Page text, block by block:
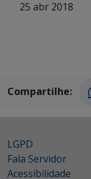
25 abr 2018
Compartilhe:
LGPD
Fala Servidor
Acessibilidade